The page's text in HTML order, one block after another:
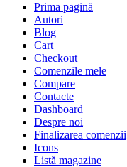
Prima pagină
Autori
Blog
Cart
Checkout
Comenzile mele
Compare
Contacte
Dashboard
Despre noi
Finalizarea comenzii
Icons
Listă magazine